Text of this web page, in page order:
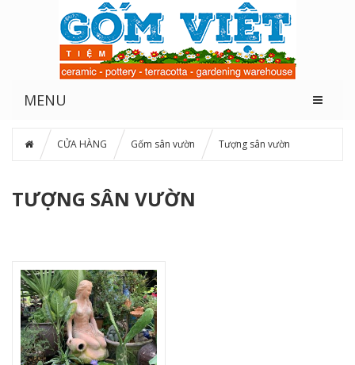
MENU
CỬA HÀNG Gốm sân vườn Tượng sân vườn
TƯỢNG SÂN VƯỜN